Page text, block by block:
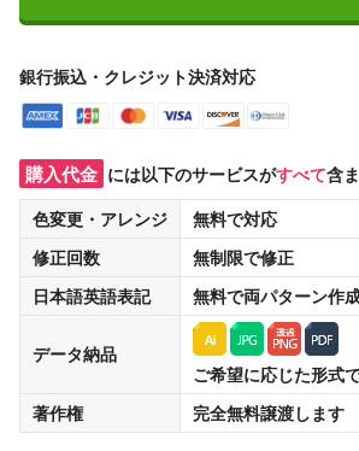
銀行振込・クレジット決済対応
購入代金 には以下のサービスがすべて含
色変更・アレンジ
無料で対応
修正回数
無制限で修正
日本語英語表記
無料で両パターン作
データ納品
ご希望に応じた形式
著作権
完全無料譲渡します